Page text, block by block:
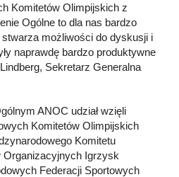
Komitetów Olimpijskich z
Ogólne to dla nas bardzo
możliwości do dyskusji i
naprawdę bardzo produktywne
Sekretarz Generalna
ANOC udział wzięli
Komitetów Olimpijskich
Komitetu
Organizacyjnych Igrzysk
Federacji Sportowych